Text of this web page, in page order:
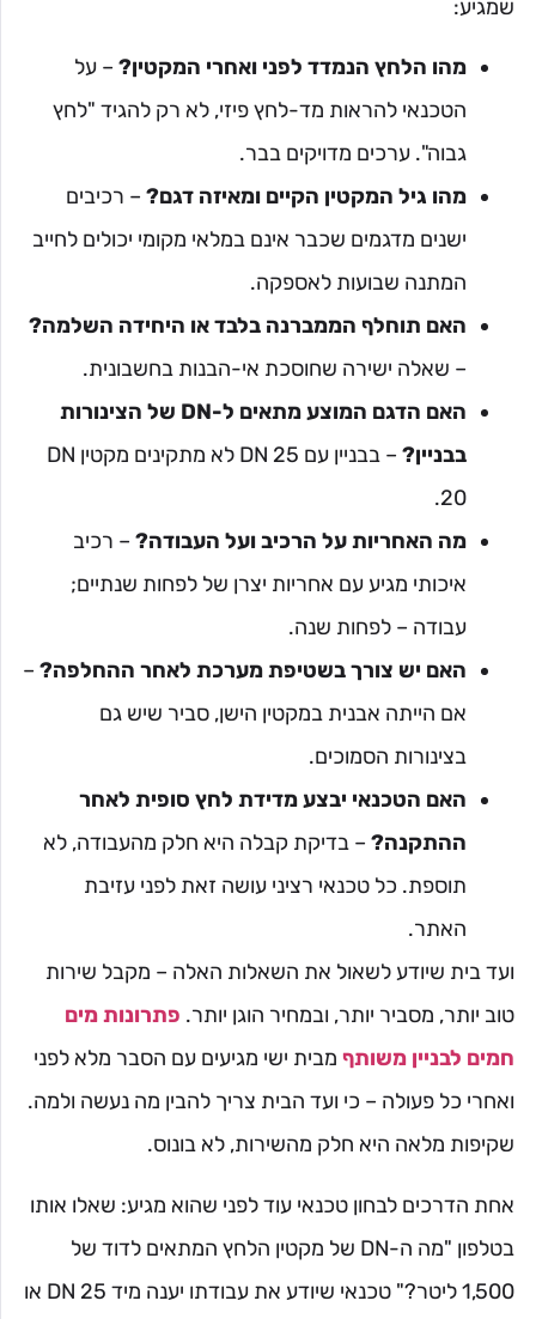
שמגיע:
מהו הלחץ הנמדד לפני ואחרי המקטין? – על
הטכנאי להראות מד-לחץ פיזי, לא רק להגיד "לחץ
גבוה". ערכים מדויקים בבר.
מהו גיל המקטין הקיים ומאיזה דגם? – רכיבים
ישנים מדגמים שכבר אינם במלאי מקומי יכולים לחייב
המתנה שבועות לאספקה.
האם תוחלף הממברנה בלבד או היחידה השלמה?
– שאלה ישירה שחוסכת אי-הבנות בחשבונית.
האם הדגם המוצע מתאים ל-DN של הצינורות
בבניין?
– בבניין עם DN 25 לא מתקינים מקטין DN
20.
מה האחריות על הרכיב ועל העבודה? – רכיב
איכותי מגיע עם אחריות יצרן של לפחות שנתיים;
עבודה – לפחות שנה.
האם יש צורך בשטיפת מערכת לאחר ההחלפה? –
אם הייתה אבנית במקטין הישן, סביר שיש גם
בצינורות הסמוכים.
האם הטכנאי יבצע מדידת לחץ סופית לאחר
ההתקנה? – בדיקת קבלה היא חלק מהעבודה, לא
תוספת. כל טכנאי רציני עושה זאת לפני עזיבת
האתר.
ועד בית שיודע לשאול את השאלות האלה – מקבל שירות
טוב יותר, מסביר יותר, ובמחיר הוגן יותר. פתרונות מים
חמים לבניין משותף מבית ישי מגיעים עם הסבר מלא לפני
ואחרי כל פעולה – כי ועד הבית צריך להבין מה נעשה ולמה.
שקיפות מלאה היא חלק מהשירות, לא בונוס.
אחת הדרכים לבחון טכנאי עוד לפני שהוא מגיע: שאלו אותו
בטלפון "מה ה-DN של מקטין הלחץ המתאים לדוד של
1,500 ליטר?" טכנאי שיודע את עבודתו יענה מיד DN 25 או